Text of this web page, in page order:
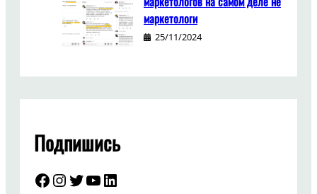
маркетологи
25/11/2024
Подпишись
Facebook
Instagram
Twitter
YouTube
LinkedIn